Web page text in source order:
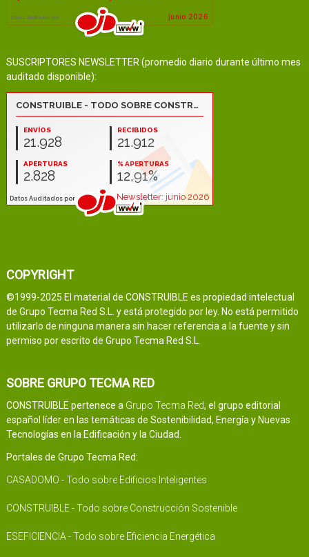
SUSCRIPTORES NEWSLETTER (promedio diario durante último mes
auditado disponible):
COPYRIGHT
©1999-2025 El material de CONSTRUIBLE es propiedad intelectual
de Grupo Tecma Red S.L. y está protegido por ley. No está permitido
utilizarlo de ninguna manera sin hacer referencia a la fuente y sin
permiso por escrito de Grupo Tecma Red S.L.
SOBRE GRUPO TECMA RED
CONSTRUIBLE pertenece a Grupo Tecma Red, el grupo editorial
español líder en las temáticas de Sostenibilidad, Energía y Nuevas
Tecnologías en la Edificación y la Ciudad.
Portales de Grupo Tecma Red:
CASADOMO - Todo sobre Edificios Inteligentes
CONSTRUIBLE - Todo sobre Construcción Sostenible
ESEFICIENCIA - Todo sobre Eficiencia Energética